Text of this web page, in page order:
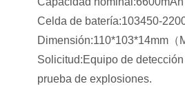
Celda de batería:103450-
Dimensión:110*103*14mm（
Solicitud:Equipo de
prueba de explosiones.